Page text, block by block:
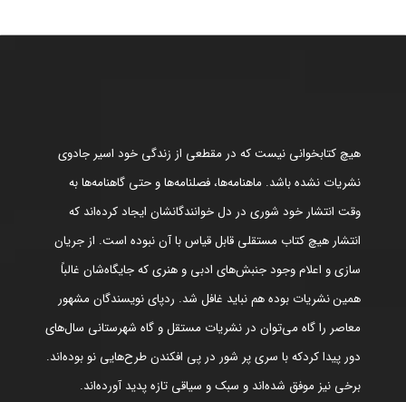
هیچ کتابخوانی نیست که در مقطعی از زندگی خود اسیر جادوی
نشریات نشده باشد. ماهنامه‌ها، فصلنامه‌ها و حتی گاهنامه‌ها به
وقت انتشار خود شوری در دل خوانندگانشان ایجاد کرده‌اند که
انتشار هیچ کتاب مستقلی قابل قیاس با آن نبوده است. از جریان
سازی و اعلام وجود جنبش‌های ادبی و هنری که جایگاه‌شان غالباً
همین نشریات بوده هم نباید غافل شد. ردپای نویسندگان مشهور
معاصر را گاه می‌توان در نشریات مستقل و گاه شهرستانی سال‌های
دور پیدا کردکه با سری پر شور در پی افکندن طرح‌هایی نو بوده‌اند.
برخی نیز موفق شده‌اند و سبک و سیاقی تازه پدید آورده‌اند.